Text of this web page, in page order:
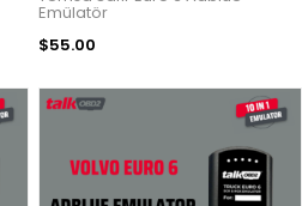
Emülatör
$55.00